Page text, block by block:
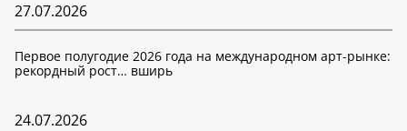
27.07.2026
Первое полугодие 2026 года на международном арт-рынке:
рекордный рост… вширь
24.07.2026